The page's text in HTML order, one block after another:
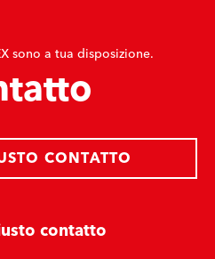
sono a tua disposizione.
contatto
CONTATTO